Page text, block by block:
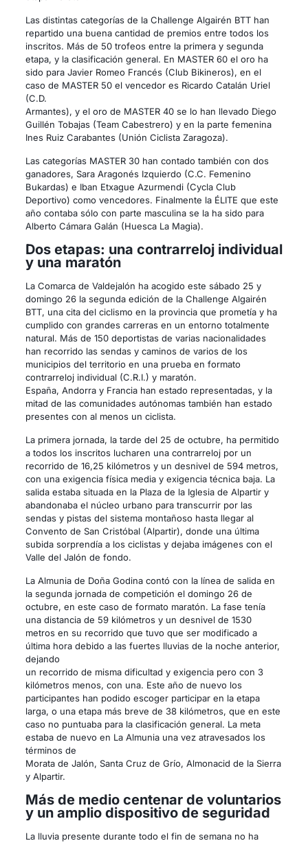
Las distintas categorías de la Challenge Algairén BTT han
repartido una buena cantidad de premios entre todos los
inscritos. Más de 50 trofeos entre la primera y segunda
etapa, y la clasificación general. En MASTER 60 el oro ha
sido para Javier Romeo Francés (Club Bikineros), en el
caso de MASTER 50 el vencedor es Ricardo Catalán Uriel
(C.D.
Armantes), y el oro de MASTER 40 se lo han llevado Diego
Guillén Tobajas (Team Cabestrero) y en la parte femenina
Ines Ruiz Carabantes (Unión Ciclista Zaragoza).
Las categorías MASTER 30 han contado también con dos
ganadores, Sara Aragonés Izquierdo (C.C. Femenino
Bukardas) e Iban Etxague Azurmendi (Cycla Club
Deportivo) como vencedores. Finalmente la ÉLITE que este
año contaba sólo con parte masculina se la ha sido para
Alberto Cámara Galán (Huesca La Magia).
Dos etapas: una contrarreloj individual
y una maratón
La Comarca de Valdejalón ha acogido este sábado 25 y
domingo 26 la segunda edición de la Challenge Algairén
BTT, una cita del ciclismo en la provincia que prometía y ha
cumplido con grandes carreras en un entorno totalmente
natural. Más de 150 deportistas de varias nacionalidades
han recorrido las sendas y caminos de varios de los
municipios del territorio en una prueba en formato
contrarreloj individual (C.R.I.) y maratón.
España, Andorra y Francia han estado representadas, y la
mitad de las comunidades autónomas también han estado
presentes con al menos un ciclista.
La primera jornada, la tarde del 25 de octubre, ha permitido
a todos los inscritos lucharen una contrarreloj por un
recorrido de 16,25 kilómetros y un desnivel de 594 metros,
con una exigencia física media y exigencia técnica baja. La
salida estaba situada en la Plaza de la Iglesia de Alpartir y
abandonaba el núcleo urbano para transcurrir por las
sendas y pistas del sistema montañoso hasta llegar al
Convento de San Cristóbal (Alpartir), donde una última
subida sorprendía a los ciclistas y dejaba imágenes con el
Valle del Jalón de fondo.
La Almunia de Doña Godina contó con la línea de salida en
la segunda jornada de competición el domingo 26 de
octubre, en este caso de formato maratón. La fase tenía
una distancia de 59 kilómetros y un desnivel de 1530
metros en su recorrido que tuvo que ser modificado a
última hora debido a las fuertes lluvias de la noche anterior,
dejando
un recorrido de misma dificultad y exigencia pero con 3
kilómetros menos, con una. Este año de nuevo los
participantes han podido escoger participar en la etapa
larga, o una etapa más breve de 38 kilómetros, que en este
caso no puntuaba para la clasificación general. La meta
estaba de nuevo en La Almunia una vez atravesados los
términos de
Morata de Jalón, Santa Cruz de Grío, Almonacid de la Sierra
y Alpartir.
Más de medio centenar de voluntarios
y un amplio dispositivo de seguridad
La lluvia presente durante todo el fin de semana no ha